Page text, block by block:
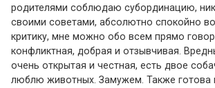
родителями соблюдаю субординацию,
своими советами, абсолютно спокойно
критику, мне можно обо всем прямо
конфликтная, добрая и отзывчивая.
очень открытая и честная, есть двое
люблю животных. Замужем. Также готова